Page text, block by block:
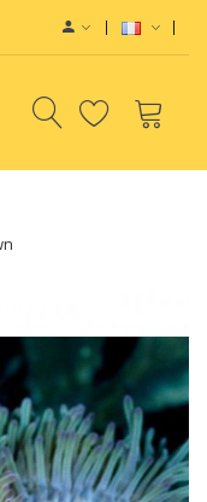
View sites: Vape E-